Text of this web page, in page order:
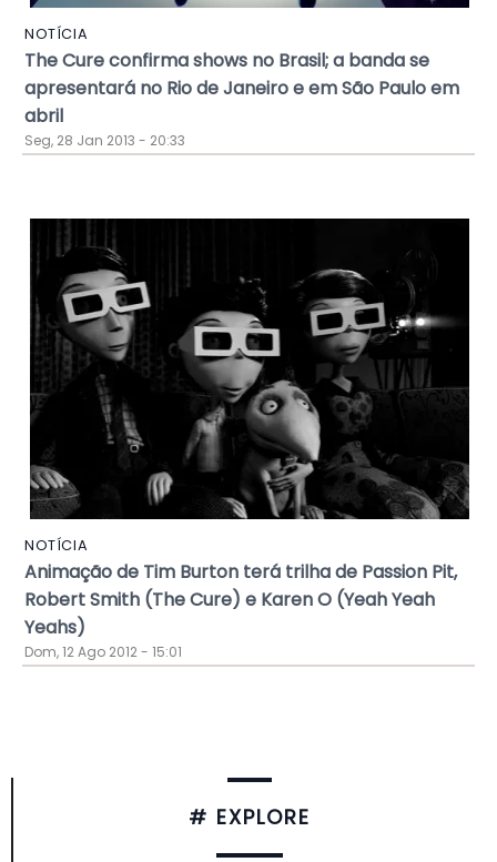
NOTÍCIA
The Cure confirma shows no Brasil; a banda se
apresentará no Rio de Janeiro e em São Paulo em
abril
Seg, 28 Jan 2013 - 20:33
NOTÍCIA
Animação de Tim Burton terá trilha de Passion Pit,
Robert Smith (The Cure) e Karen O (Yeah Yeah
Yeahs)
Dom, 12 Ago 2012 - 15:01
# EXPLORE